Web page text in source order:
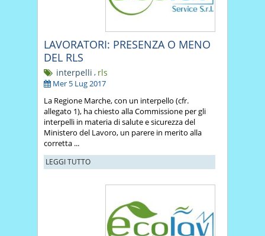
LAVORATORI: PRESENZA O MENO
DEL RLS
interpelli , rls
Mer 5 Lug 2017
La Regione Marche, con un interpello (cfr.
allegato 1), ha chiesto alla Commissione per gli
interpelli in materia di salute e sicurezza del
Ministero del Lavoro, un parere in merito alla
corretta ...
LEGGI TUTTO